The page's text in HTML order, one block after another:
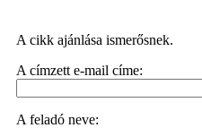
A cikk ajánlása ismerősnek.
A címzett e-mail címe:
A feladó neve: